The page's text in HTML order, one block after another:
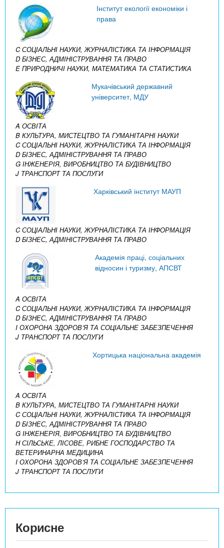
Інститут екології економіки і
права
C СОЦІАЛЬНІ НАУКИ, ЖУРНАЛІСТИКА ТА ІНФОРМАЦІЯ
D БІЗНЕС, АДМІНІСТРУВАННЯ ТА ПРАВО
E ПРИРОДНИЧІ НАУКИ, МАТЕМАТИКА ТА СТАТИСТИКА
Мукачівський державний
університет, МДУ
A ОСВІТА
B КУЛЬТУРА, МИСТЕЦТВО ТА ГУМАНІТАРНІ НАУКИ
C СОЦІАЛЬНІ НАУКИ, ЖУРНАЛІСТИКА ТА ІНФОРМАЦІЯ
D БІЗНЕС, АДМІНІСТРУВАННЯ ТА ПРАВО
G ІНЖЕНЕРІЯ, ВИРОБНИЦТВО ТА БУДІВНИЦТВО
J ТРАНСПОРТ ТА ПОСЛУГИ
Харківський інститут МАУП
C СОЦІАЛЬНІ НАУКИ, ЖУРНАЛІСТИКА ТА ІНФОРМАЦІЯ
D БІЗНЕС, АДМІНІСТРУВАННЯ ТА ПРАВО
Академія праці, соціальних
відносин і туризму, АПСВТ
A ОСВІТА
C СОЦІАЛЬНІ НАУКИ, ЖУРНАЛІСТИКА ТА ІНФОРМАЦІЯ
D БІЗНЕС, АДМІНІСТРУВАННЯ ТА ПРАВО
I ОХОРОНА ЗДОРОВ’Я ТА СОЦІАЛЬНЕ ЗАБЕЗПЕЧЕННЯ
J ТРАНСПОРТ ТА ПОСЛУГИ
Хортицька національна академія
A ОСВІТА
B КУЛЬТУРА, МИСТЕЦТВО ТА ГУМАНІТАРНІ НАУКИ
C СОЦІАЛЬНІ НАУКИ, ЖУРНАЛІСТИКА ТА ІНФОРМАЦІЯ
D БІЗНЕС, АДМІНІСТРУВАННЯ ТА ПРАВО
G ІНЖЕНЕРІЯ, ВИРОБНИЦТВО ТА БУДІВНИЦТВО
H СІЛЬСЬКЕ, ЛІСОВЕ, РИБНЕ ГОСПОДАРСТВО ТА
ВЕТЕРИНАРНА МЕДИЦИНА
I ОХОРОНА ЗДОРОВ’Я ТА СОЦІАЛЬНЕ ЗАБЕЗПЕЧЕННЯ
J ТРАНСПОРТ ТА ПОСЛУГИ
Корисне